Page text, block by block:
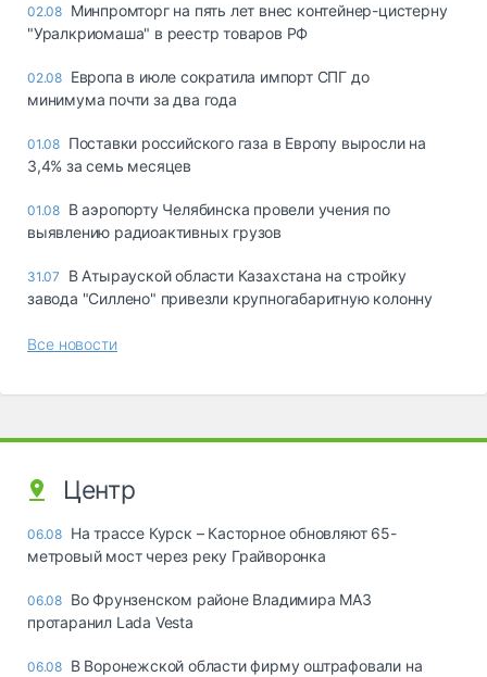
02.08 Минпромторг на пять лет внес контейнер-цистерну
"Уралкриомаша" в реестр товаров РФ
02.08 Европа в июле сократила импорт СПГ до
минимума почти за два года
01.08 Поставки российского газа в Европу выросли на
3,4% за семь месяцев
01.08 В аэропорту Челябинска провели учения по
выявлению радиоактивных грузов
31.07
В Атырауской области Казахстана на стройку
завода "Силлено" привезли крупногабаритную колонну
Все новости
Центр
06.08 На трассе Курск – Касторное обновляют 65-
метровый мост через реку Грайворонка
06.08 Во Фрунзенском районе Владимира МАЗ
протаранил Lada Vesta
06.08 В Воронежской области фирму оштрафовали на